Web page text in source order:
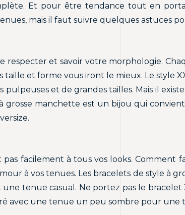
Et pour être tendance tout en
mais il faut suivre quelques astuces
respecter et savoir votre morphologie.
et forme vous iront le mieux. Le style
et de grandes tailles. Mais il
manchette est un bijou qui
facilement à tous vos looks. Comment
à vos tenues. Les bracelets de style à
tenue casual. Ne portez pas le
avec une tenue un peu sombre pour une